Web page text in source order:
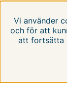
Följ oss på
Vi använder
och för att
att fortsätta